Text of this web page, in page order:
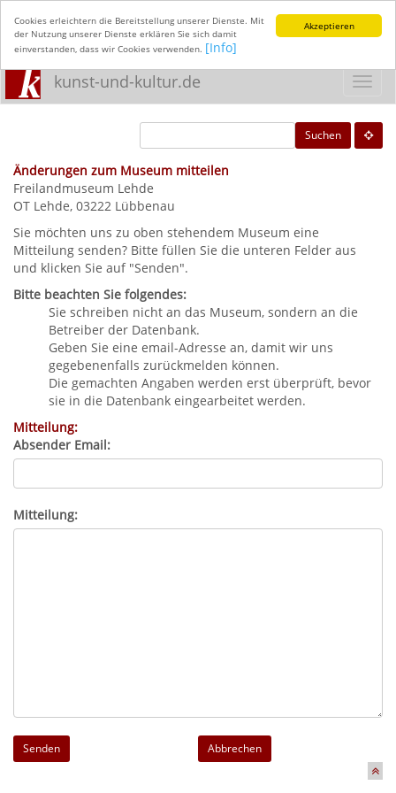
Akzeptieren
Cookies erleichtern die Bereitstellung unserer Dienste. Mit
der Nutzung unserer Dienste erklären Sie sich damit
einverstanden, dass wir Cookies verwenden. [Info]
kunst-und-kultur.de
Suchen
Änderungen zum Museum mitteilen
Freilandmuseum Lehde
OT Lehde, 03222 Lübbenau
Sie möchten uns zu oben stehendem Museum eine
Mitteilung senden? Bitte füllen Sie die unteren Felder aus
und klicken Sie auf "Senden".
Bitte beachten Sie folgendes:
Sie schreiben nicht an das Museum, sondern an die
Betreiber der Datenbank.
Geben Sie eine email-Adresse an, damit wir uns
gegebenenfalls zurückmelden können.
Die gemachten Angaben werden erst überprüft, bevor
sie in die Datenbank eingearbeitet werden.
Mitteilung:
Absender Email:
Mitteilung:
Abbrechen